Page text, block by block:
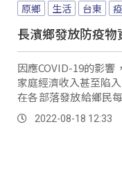
原鄉 生活 台東
長濱鄉發放防疫
因應COVID-19的影
家庭經濟收入甚至陷
在各部落發放給鄉民
來領取。
2022-08-18 12:33